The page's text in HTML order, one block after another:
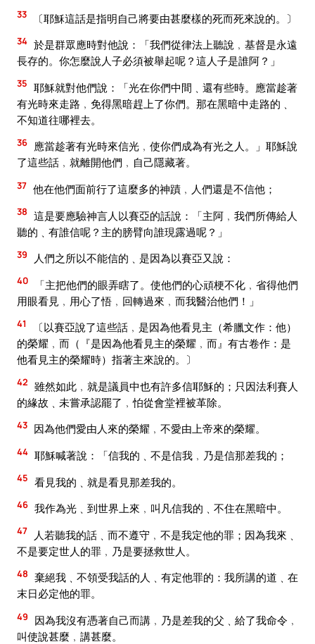
33 〔耶穌這話是指明自己將要由甚麼樣的死而死來說的。〕
34 於是群眾應時對他說：「我們從律法上聽說﹐基督是永遠
長存的。你怎麼說人子必須被舉起呢？這人子是誰阿？」
35 耶穌就對他們說：「光在你們中間﹑還有些時。應當趁著
有光時來走路﹐免得黑暗趕上了你們。那在黑暗中走路的﹑
不知道往哪裡去。
36 應當趁著有光時來信光﹐使你們成為有光之人。」耶穌說
了這些話﹐就離開他們﹐自己隱藏著。
37 他在他們面前行了這麼多的神蹟﹐人們還是不信他；
38 這是要應驗神言人以賽亞的話說：「主阿﹐我們所傳給人
聽的﹑有誰信呢？主的膀臂向誰現露過呢？」
39 人們之所以不能信的﹑是因為以賽亞又說：
40
「主把他們的眼弄瞎了。使他們的心頑梗不化﹐省得他們
用眼看見﹐用心了悟﹐回轉過來﹐而我醫治他們！」
41
〔以賽亞說了這些話﹐是因為他看見主（希臘文作：他）
的榮耀﹐而（『是因為他看見主的榮耀﹐而』有古卷作：是
他看見主的榮耀時）指著主來說的。〕
42 雖然如此﹐就是議員中也有許多信耶穌的；只因法利賽人
的緣故﹑未嘗承認罷了﹐怕從會堂裡被革除。
43 因為他們愛由人來的榮耀﹐不愛由上帝來的榮耀。
44 耶穌喊著說：「信我的﹑不是信我﹐乃是信那差我的；
45 看見我的﹑就是看見那差我的。
46 我作為光﹑到世界上來﹐叫凡信我的﹑不住在黑暗中。
47
人若聽我的話﹑而不遵守﹐不是我定他的罪；因為我來﹑
不是要定世人的罪﹐乃是要拯救世人。
48 棄絕我﹑不領受我話的人﹑有定他罪的：我所講的道﹑在
末日必定他的罪。
49
因為我沒有憑著自己而講﹐乃是差我的父﹑給了我命令﹐
叫使說甚麼﹐講甚麼。